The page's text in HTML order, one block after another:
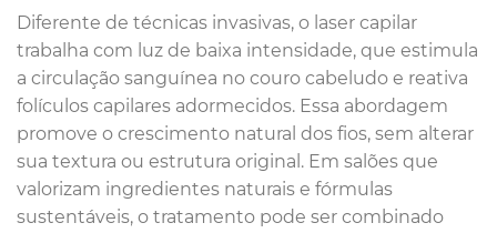
Diferente de técnicas invasivas, o laser capilar
trabalha com luz de baixa intensidade, que estimula
a circulação sanguínea no couro cabeludo e reativa
folículos capilares adormecidos. Essa abordagem
promove o crescimento natural dos fios, sem alterar
sua textura ou estrutura original. Em salões que
valorizam ingredientes naturais e fórmulas
sustentáveis, o tratamento pode ser combinado